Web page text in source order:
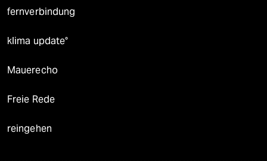
fernverbindung
klima update°
Mauerecho
Freie Rede
reingehen